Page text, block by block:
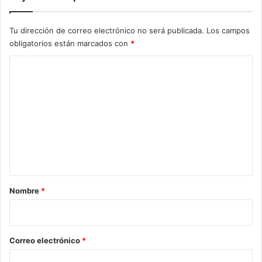
Tu dirección de correo electrónico no será publicada. Los campos
obligatorios están marcados con *
r
*
Nombre *
Correo electrónico *